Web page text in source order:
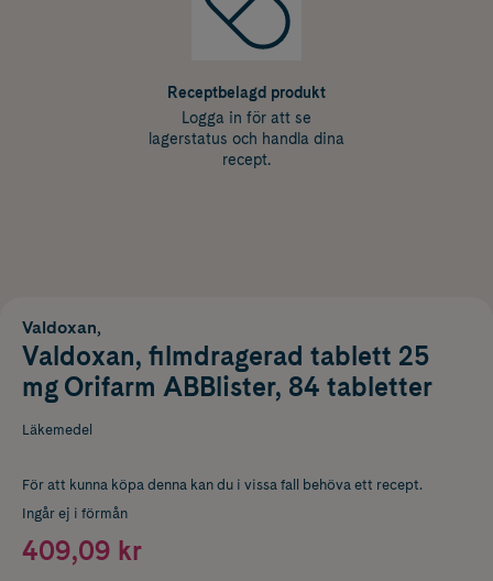
Receptbelagd produkt
Logga in för att se
lagerstatus och handla dina
recept.
Valdoxan,
Valdoxan, filmdragerad tablett 25
mg Orifarm ABBlister, 84 tabletter
Läkemedel
För att kunna köpa denna kan du i vissa fall behöva ett recept.
Ingår ej i förmån
409,09 kr